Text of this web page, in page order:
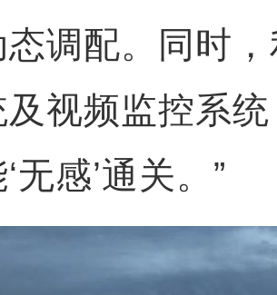
态调配。同时
及视频监控系
无感’通关。”